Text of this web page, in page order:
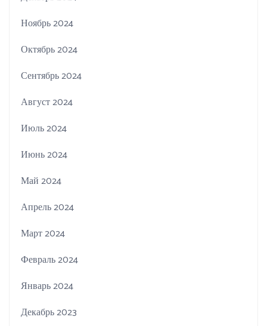
Ноябрь 2024
Октябрь 2024
Сентябрь 2024
Август 2024
Июль 2024
Июнь 2024
Май 2024
Апрель 2024
Март 2024
Февраль 2024
Январь 2024
Декабрь 2023